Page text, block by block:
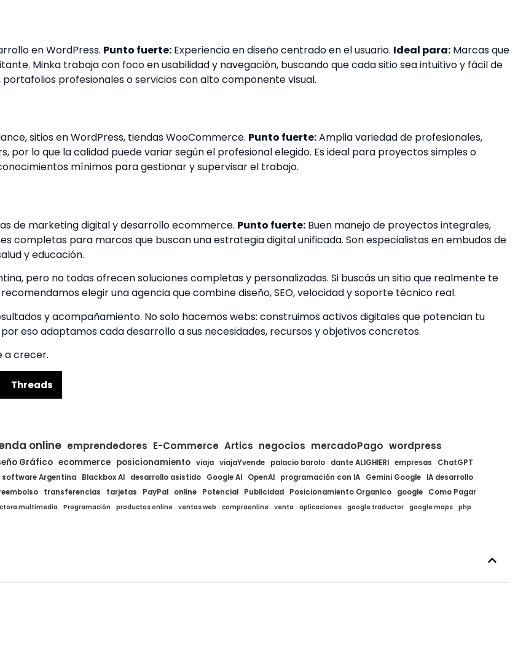
en WordPress. Punto fuerte: Experiencia en diseño centrado en el usuario. Ideal para: Marcas que
Minka trabaja con foco en usabilidad y navegación, buscando que cada sitio sea intuitivo y fácil de
profesionales o servicios con alto componente visual.
sitios en WordPress, tiendas WooCommerce. Punto fuerte:Amplia variedad de profesionales,
por lo que la calidad puede variar según el profesional elegido. Es ideal para proyectos simples o
mínimos para gestionar y supervisar el trabajo.
de marketing digital y desarrollo ecommerce. Punto fuerte: Buen manejo de proyectos integrales,
completas para marcas que buscan una estrategia digital unificada. Son especialistas en embudos de
y educación.
pero no todas ofrecen soluciones completas y personalizadas. Si buscás un sitio que realmente te
elegir una agencia que combine diseño, SEO, velocidad y soporte técnico real.
y acompañamiento. No solo hacemos webs: construimos activos digitales que potencian tu
eso adaptamos cada desarrollo a sus necesidades, recursos y objetivos concretos.
a crecer.
Threads
online emprendedores E-Commerce Artics negocios mercadoPago wordpress
Gráfico ecommerce posicionamiento viaja viajaYvende palacio barolo dante ALIGHIERI empresas
ChatGPT
software Argentina Blackbox AI desarrollo asistido Google AI OpenAI programación con IA Gemini Google
IA desarrollo
transferencias tarjetas PayPal online Potencial Publicidad Posicionamiento Organico google
Como Pagar
multimedia Programación productos online ventas web compraonline venta aplicaciones google traductor google maps php